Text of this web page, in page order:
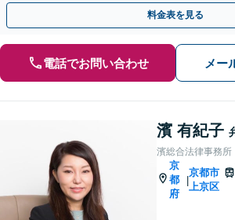
料金表を見る
電話でお問い合わせ メー
濱 有紀子
濱総合法律事務所
京
都
府
|
京都市
上京区